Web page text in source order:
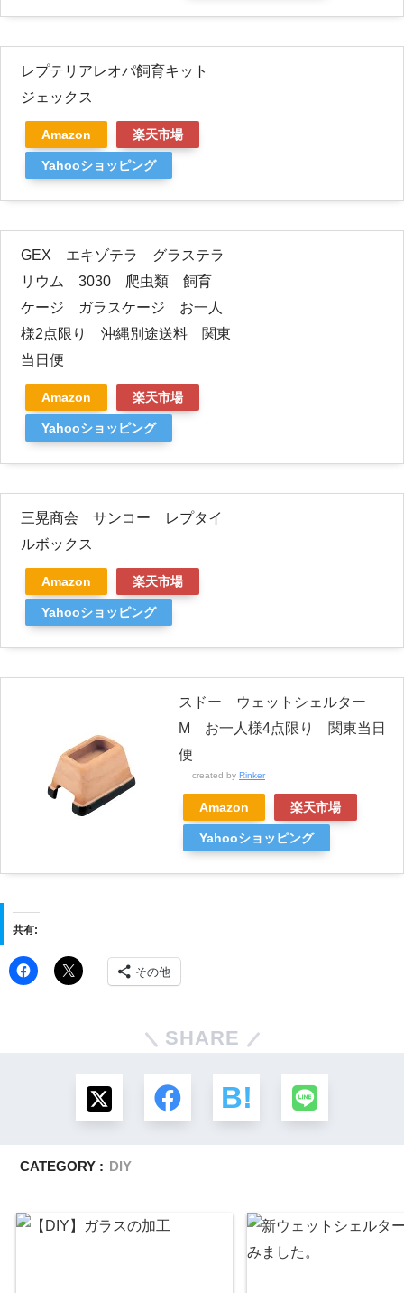
レプテリアレオパ飼育キット
ジェックス
Amazon 楽天市場
Yahooショッピング
GEX エキゾテラ グラステラ
リウム 3030 爬虫類 飼育
ケージ ガラスケージ お一人
様2点限り 沖縄別途送料 関東
当日便
Amazon 楽天市場
Yahooショッピング
三晃商会 サンコー レプタイ
ルボックス
Amazon 楽天市場
Yahooショッピング
スドー ウェットシェルター
M お一人様4点限り 関東当日
便
created by Rinker
Amazon 楽天市場
Yahooショッピング
共有:
その他
SHARE
CATEGORY : DIY